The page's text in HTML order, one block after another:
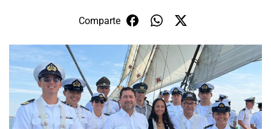
Servicios ciudadanos
Subsecretaría de Relaciones Económicas
Internacionales
Sala de prensa
Comparte